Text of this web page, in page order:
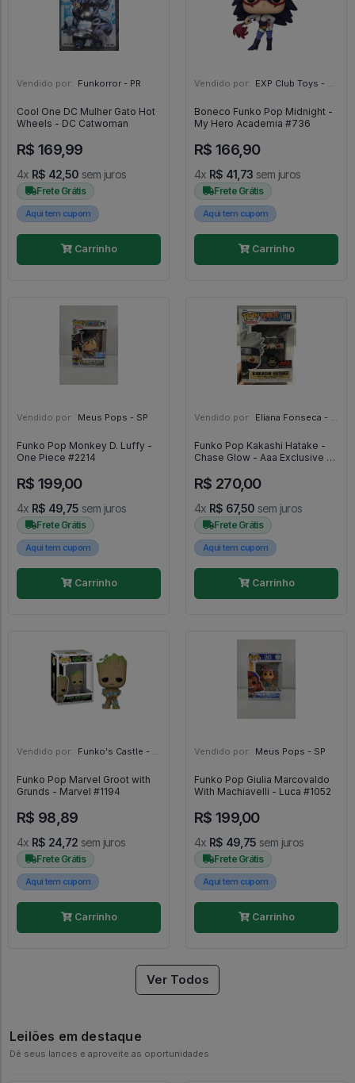
Vendido por: Funkorror - PR
Cool One DC Mulher Gato Hot
Wheels - DC Catwoman
R$ 169,99
4x R$ 42,50 sem juros
Frete Grátis
Aqui tem cupom
Carrinho
Vendido por: EXP Club Toys - SP
Boneco Funko Pop Midnight -
My Hero Academia #736
R$ 166,90
4x R$ 41,73 sem juros
Frete Grátis
Aqui tem cupom
Carrinho
Vendido por: Meus Pops - SP
Funko Pop Monkey D. Luffy -
One Piece #2214
R$ 199,00
4x R$ 49,75 sem juros
Frete Grátis
Aqui tem cupom
Carrinho
Vendido por: Eliana Fonseca - SP
Funko Pop Kakashi Hatake -
Chase Glow - Aaa Exclusive -
FUNKO POP #1199
R$ 270,00
4x R$ 67,50 sem juros
Frete Grátis
Aqui tem cupom
Carrinho
Vendido por: Funko's Castle - SP
Funko Pop Marvel Groot with
Grunds - Marvel #1194
R$ 98,89
4x R$ 24,72 sem juros
Frete Grátis
Aqui tem cupom
Carrinho
Vendido por: Meus Pops - SP
Funko Pop Giulia Marcovaldo
With Machiavelli - Luca #1052
R$ 199,00
4x R$ 49,75 sem juros
Frete Grátis
Aqui tem cupom
Carrinho
Ver Todos
Leilões em destaque
Dê seus lances e aproveite as oportunidades